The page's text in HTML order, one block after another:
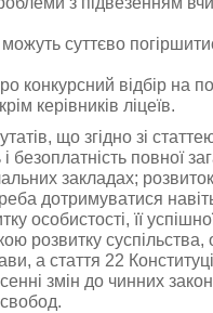
суттєво
конкурсний відбір на
керівників ліцеїв.
що згідно зі
безоплатність повної
закладах;
дотримуватися
особистості, її успішної
розвитку суспільства,
а стаття 22
змін до чинних